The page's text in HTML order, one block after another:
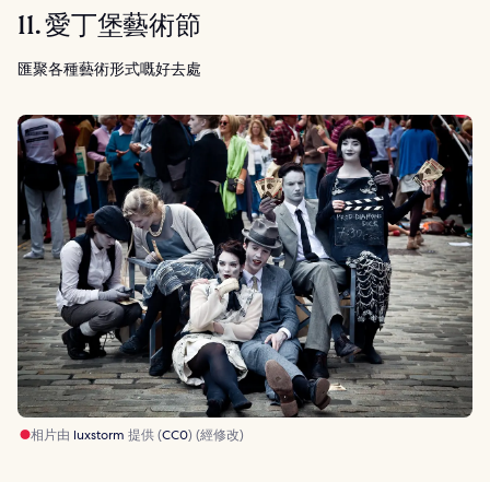
11. 愛丁堡藝術節
匯聚各種藝術形式嘅好去處
相片由 luxstorm 提供 (CC0) (經修改)